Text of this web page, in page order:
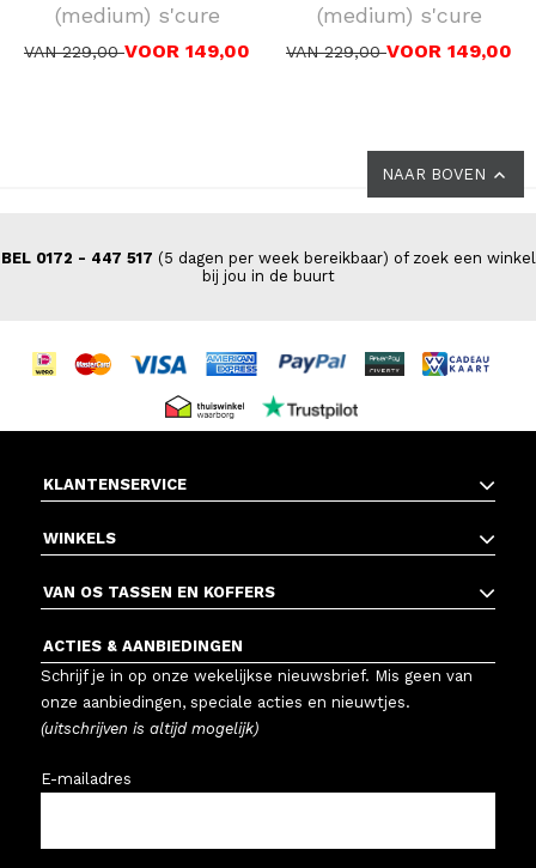
(medium) s'cure
VAN 229,00VOOR 149,00
(medium) s'cure
VAN 229,00VOOR 149,00
NAAR BOVEN
BEL 0172 - 447 517 (5 dagen per week bereikbaar) of zoek een winkel
bij jou in de buurt
KLANTENSERVICE
WINKELS
VAN OS TASSEN EN KOFFERS
ACTIES & AANBIEDINGEN
Schrijf je in op onze wekelijkse nieuwsbrief. Mis geen van
onze aanbiedingen, speciale acties en nieuwtjes.
(uitschrijven is altijd mogelijk)
E-mailadres